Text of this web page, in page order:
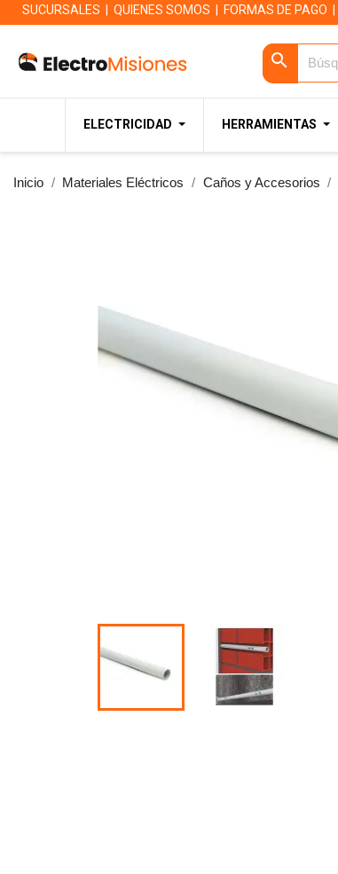
SUCURSALES QUIENES SOMOS FORMAS DE PAGO
search
ELECTRICIDAD HERRAMIENTAS
Inicio Materiales Eléctricos Caños y Accesorios